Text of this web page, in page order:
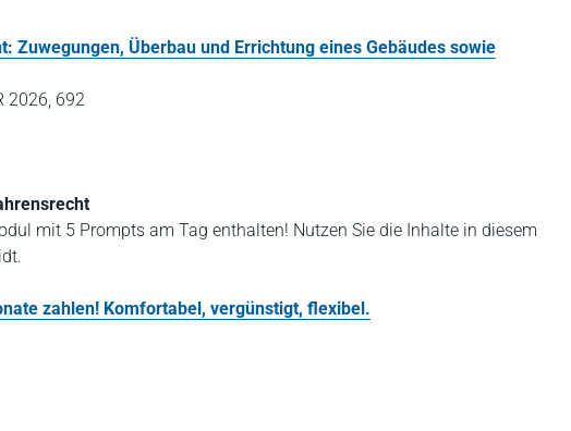
Zuwegungen, Überbau und Errichtung eines Gebäudes sowie
2026, 692
mit 5 Prompts am Tag enthalten! Nutzen Sie die Inhalte in diesem
zahlen! Komfortabel, vergünstigt, flexibel.